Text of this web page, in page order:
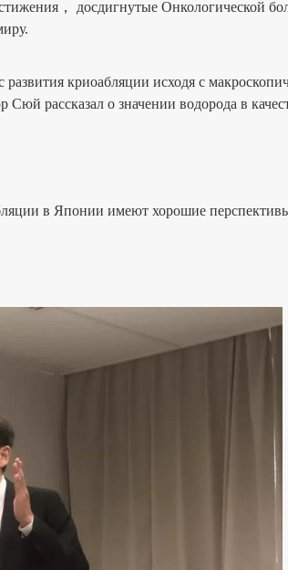
， досдигнутые Онкологической
криоабляции исходя с
рассказал о значении водорода в
в Японии имеют хорошие